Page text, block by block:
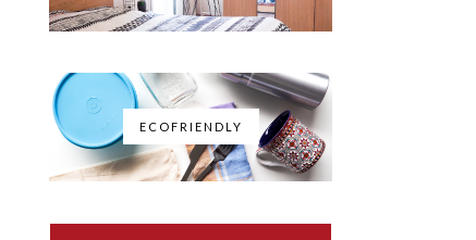
ECOFRIENDLY